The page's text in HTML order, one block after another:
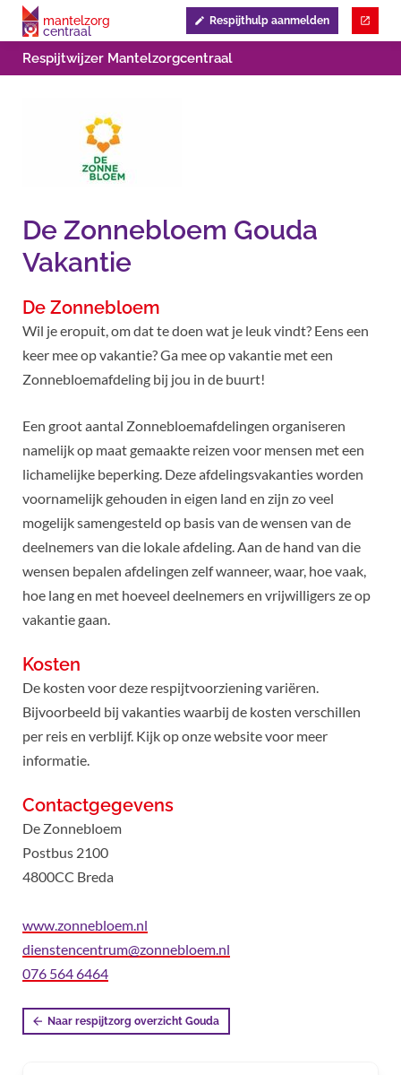
mantelzorg
centraal
Respijthulp aanmelden
Respijtwijzer Mantelzorgcentraal
De Zonnebloem Gouda
Vakantie
De Zonnebloem
Wil je eropuit, om dat te doen wat je leuk vindt? Eens een
keer mee op vakantie? Ga mee op vakantie met een
Zonnebloemafdeling bij jou in de buurt!
Een groot aantal Zonnebloemafdelingen organiseren
namelijk op maat gemaakte reizen voor mensen met een
lichamelijke beperking. Deze afdelingsvakanties worden
voornamelijk gehouden in eigen land en zijn zo veel
mogelijk samengesteld op basis van de wensen van de
deelnemers van die lokale afdeling. Aan de hand van die
wensen bepalen afdelingen zelf wanneer, waar, hoe vaak,
hoe lang en met hoeveel deelnemers en vrijwilligers ze op
vakantie gaan.
Kosten
De kosten voor deze respijtvoorziening variëren.
Bijvoorbeeld bij vakanties waarbij de kosten verschillen
per reis en verblijf. Kijk op onze website voor meer
informatie.
Contactgegevens
De Zonnebloem
Postbus 2100
4800CC Breda
www.zonnebloem.nl
dienstencentrum@zonnebloem.nl
076 564 6464
Naar respijtzorg overzicht Gouda